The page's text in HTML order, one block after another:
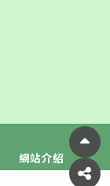
網站介紹